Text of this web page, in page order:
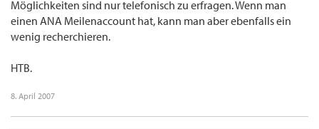
Möglichkeiten sind nur telefonisch zu erfragen. Wenn man
einen ANA Meilenaccount hat, kann man aber ebenfalls ein
wenig recherchieren.
HTB.
8. April 2007